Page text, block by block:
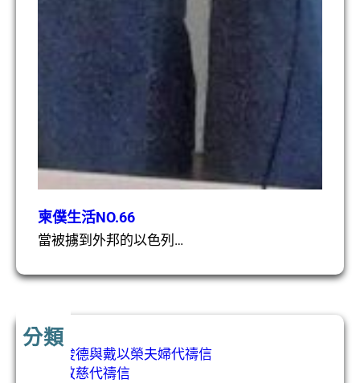
柬僕生活NO.66
當被擄到外邦的以色列…
分類
吳俊德與戴以榮夫婦代禱信
張敬慈代禱信